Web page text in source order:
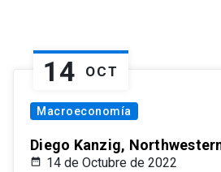
14 OCT
Macroeconomía
Diego Kanzig,
14 de Octubre de 2022